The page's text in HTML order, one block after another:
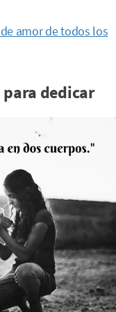
amor de todos los
dedicar